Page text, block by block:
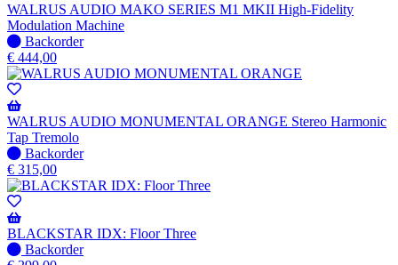
WALRUS AUDIO MAKO SERIES M1 MKII High-Fidelity
Modulation Machine
Niet
op
voorraad
-
Wordt
verzonden
wanneer
beschikbaar
Backorder
€ 444,00
WALRUS AUDIO MONUMENTAL ORANGE Stereo Harmonic
Tap Tremolo
Niet
op
voorraad
-
Wordt
verzonden
wanneer
Backorder
€ 315,00
BLACKSTAR IDX: Floor Three
Niet
Backorder